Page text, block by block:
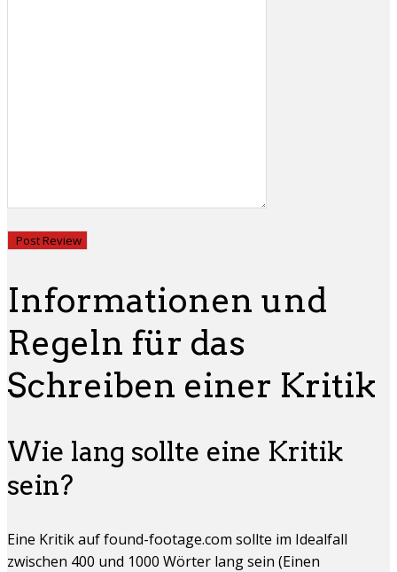
Informationen und
Regeln für das
Schreiben einer Kritik
Wie lang sollte eine Kritik
sein?
Eine Kritik auf found-footage.com sollte im Idealfall
zwischen 400 und 1000 Wörter lang sein (Einen